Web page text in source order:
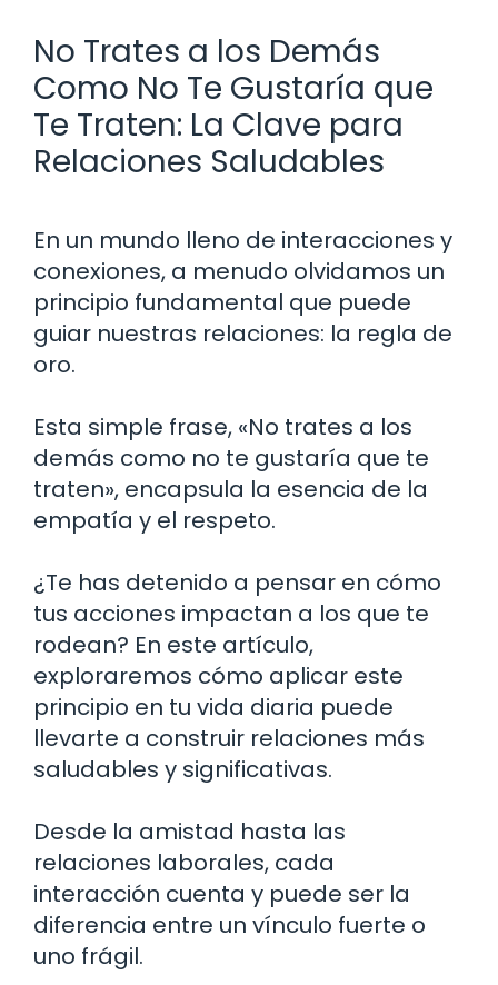
No Trates a los Demás
Como No Te Gustaría que
Te Traten: La Clave para
Relaciones Saludables
En un mundo lleno de interacciones y
conexiones, a menudo olvidamos un
principio fundamental que puede
guiar nuestras relaciones: la regla de
oro.
Esta simple frase, «No trates a los
demás como no te gustaría que te
traten», encapsula la esencia de la
empatía y el respeto.
¿Te has detenido a pensar en cómo
tus acciones impactan a los que te
rodean? En este artículo,
exploraremos cómo aplicar este
principio en tu vida diaria puede
llevarte a construir relaciones más
saludables y significativas.
Desde la amistad hasta las
relaciones laborales, cada
interacción cuenta y puede ser la
diferencia entre un vínculo fuerte o
uno frágil.